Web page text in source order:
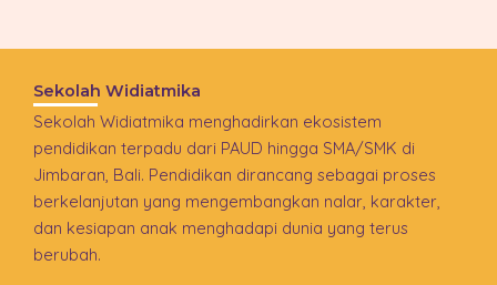
Sekolah Widiatmika
Sekolah Widiatmika menghadirkan ekosistem
pendidikan terpadu dari PAUD hingga SMA/SMK di
Jimbaran, Bali. Pendidikan dirancang sebagai proses
berkelanjutan yang mengembangkan nalar, karakter,
dan kesiapan anak menghadapi dunia yang terus
berubah.